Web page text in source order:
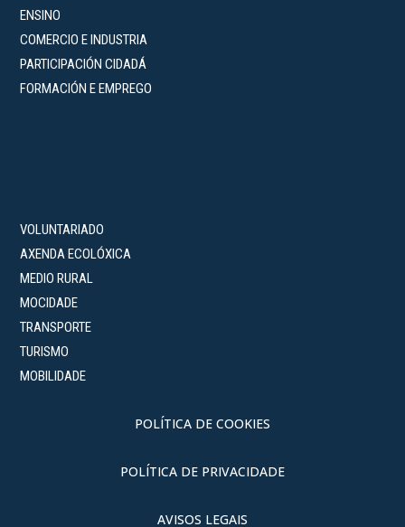
ENSINO
COMERCIO E INDUSTRIA
PARTICIPACIÓN CIDADÁ
FORMACIÓN E EMPREGO
VOLUNTARIADO
AXENDA ECOLÓXICA
MEDIO RURAL
MOCIDADE
TRANSPORTE
TURISMO
MOBILIDADE
POLÍTICA DE COOKIES
POLÍTICA DE PRIVACIDADE
AVISOS LEGAIS